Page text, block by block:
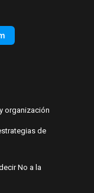
organización
de
No a la